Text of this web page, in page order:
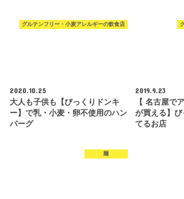
グルテンフリー・小麦アレルギーの飲食店
2020.10.25
大人も子供も【びっくりドンキ
ー】で乳・小麦・卵不使用のハン
バーグ
2019.9.23
【 名古屋で
が買える】
てるお店
麺